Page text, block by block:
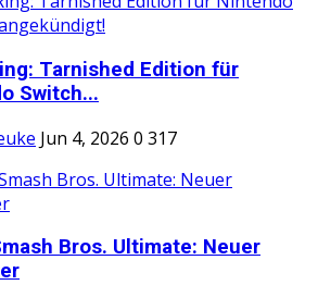
Tarnished Edition für
Switch...
Jun 4, 2026 0 317
Bros. Ultimate: Neuer